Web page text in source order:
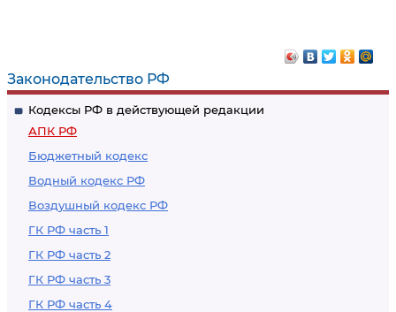
Законодательство РФ
Кодексы РФ в действующей редакции
АПК РФ
Бюджетный кодекс
Водный кодекс РФ
Воздушный кодекс РФ
ГК РФ часть 1
ГК РФ часть 2
ГК РФ часть 3
ГК РФ часть 4
порядке надзора
(статья 292, статья
293, статья 294,
статья 295, статья
296, статья 297,
статья 298, статья
299, статья 300,
статья 301, статья
302, статья 303,
статья 304, статья
305, статья 306,
представления